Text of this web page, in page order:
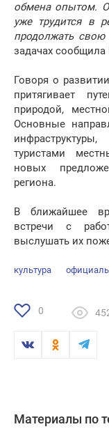
обмена опытом.
уже трудится в
продолжать свою
задачах
Говоря о
притягивает
природой,
Основные
туристами
новых
региона.
В ближайшее
встречи с
выслушать их
культура
0
Материалы по